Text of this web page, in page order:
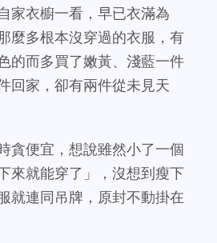
家衣櫥一看，早已衣滿為
麼多根本沒穿過的衣服，有
的而多買了嫩黃、淺藍一件
回家，卻有兩件從未見天
貪便宜，想說雖然小了一個
來就能穿了」，沒想到瘦下
就連同吊牌，原封不動掛在